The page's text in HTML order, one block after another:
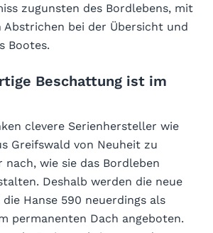
zugunsten des Bordlebens, mit
bei der Übersicht und
Bootes.
Beschattung ist im
clevere Serienhersteller wie
Greifswald von Neuheit zu
nach, wie sie das Bordleben
Deshalb werden die neue
Hanse 590 neuerdings als
permanenten Dach angeboten.